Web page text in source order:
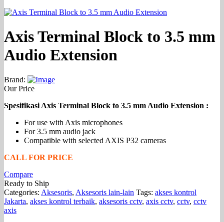
Axis Terminal Block to 3.5 mm
Audio Extension
Brand:
Our Price
Spesifikasi Axis Terminal Block to 3.5 mm Audio Extension :
For use with Axis microphones
For 3.5 mm audio jack
Compatible with selected AXIS P32 cameras
CALL FOR PRICE
Compare
Ready to Ship
Categories: Aksesoris, Aksesoris lain-lain Tags: akses kontrol
Jakarta, akses kontrol terbaik, aksesoris cctv, axis cctv, cctv, cctv
axis